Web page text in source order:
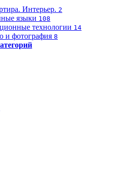
Интерьер. 2
языки 108
технологии 14
и фотография 8